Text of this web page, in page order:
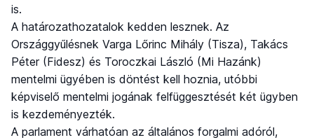
is.
A határozathozatalok kedden lesznek. Az
Országgyűlésnek Varga Lőrinc Mihály (Tisza), Takács
Péter (Fidesz) és Toroczkai László (Mi Hazánk)
mentelmi ügyében is döntést kell hoznia, utóbbi
képviselő mentelmi jogának felfüggesztését két ügyben
is kezdeményezték.
A parlament várhatóan az általános forgalmi adóról,